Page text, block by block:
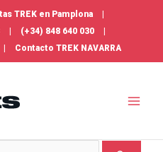
TREK en Pamplona
(+34) 848 640 030
Contacto TREK NAVARRA